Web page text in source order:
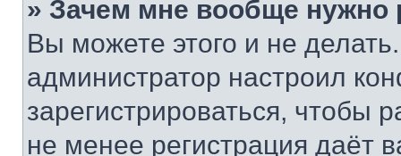
» Зачем мне вообще нужно
Вы можете этого и не
администратор настроил
зарегистрироваться, чтобы
не менее регистрация даёт